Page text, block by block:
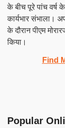
के बीच पूरे पांच वर्ष
कार्यभार संभाला।
के दौरान पीएम
किया।
Find
Popular